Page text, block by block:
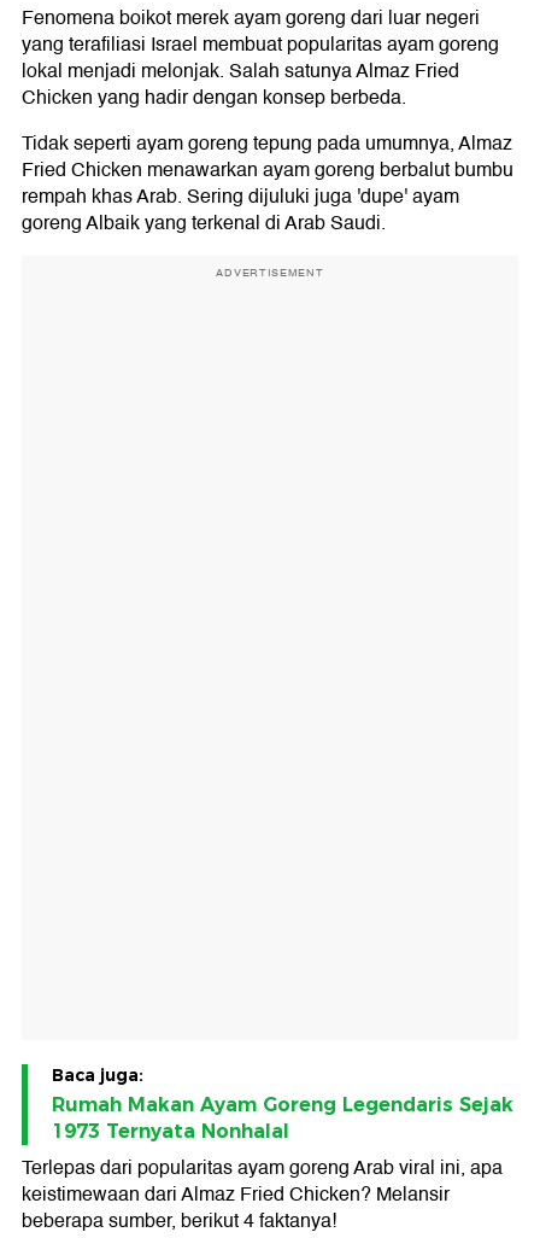
Fenomena boikot merek ayam goreng dari luar negeri
yang terafiliasi Israel membuat popularitas ayam goreng
lokal menjadi melonjak. Salah satunya Almaz Fried
Chicken yang hadir dengan konsep berbeda.
Tidak seperti ayam goreng tepung pada umumnya, Almaz
Fried Chicken menawarkan ayam goreng berbalut bumbu
rempah khas Arab. Sering dijuluki juga 'dupe' ayam
goreng Albaik yang terkenal di Arab Saudi.
ADVERTISEMENT
Baca juga:
Rumah Makan Ayam Goreng Legendaris Sejak
1973 Ternyata Nonhalal
Terlepas dari popularitas ayam goreng Arab viral ini, apa
keistimewaan dari Almaz Fried Chicken? Melansir
beberapa sumber, berikut 4 faktanya!